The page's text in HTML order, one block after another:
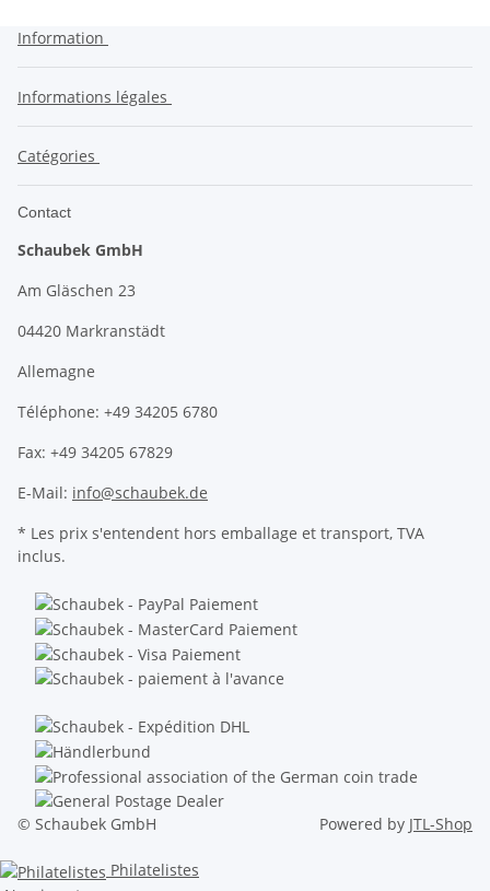
Information
Informations légales
Catégories
Contact
Schaubek GmbH
Am Gläschen 23
04420 Markranstädt
Allemagne
Téléphone: +49 34205 6780
Fax: +49 34205 67829
E-Mail: info@schaubek.de
* Les prix s'entendent hors emballage et transport, TVA
inclus.
© Schaubek GmbH Powered by JTL-Shop
Philatelistes